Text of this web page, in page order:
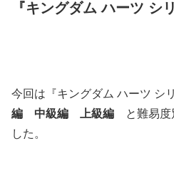
『キングダム ハーツ シ
今回は『キングダム ハーツ シ
編 中級編 上級編 と難易度
した。